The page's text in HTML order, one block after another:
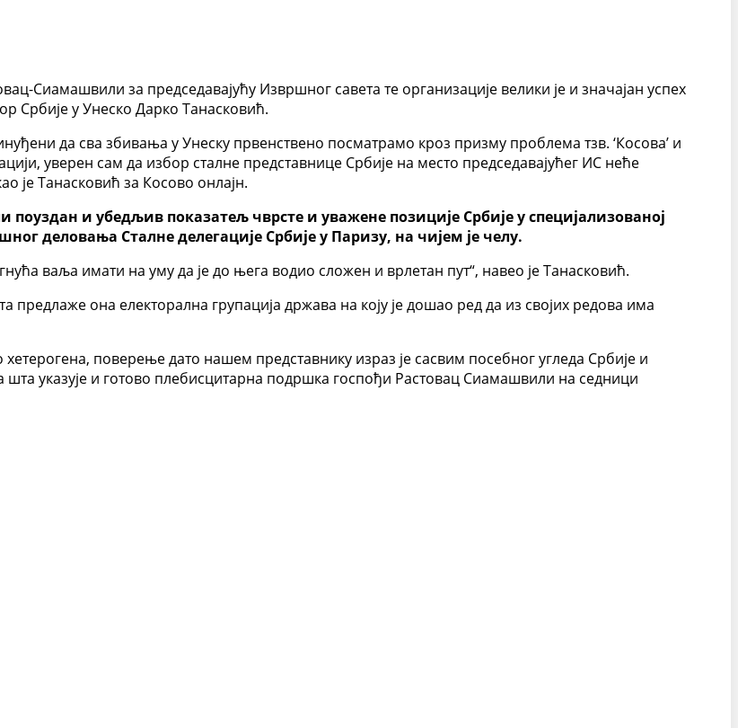
Сиамашвили за председавајућу Извршног савета те организације велики је и значајан успех
Србије у Унеско Дарко Танасковић.
да сва збивања у Унеску првенствено посматрамо кроз призму проблема тзв. ‘Косова’ и
уверен сам да избор сталне представнице Србије на место председавајућег ИС неће
је Танасковић за Косово онлајн.
и убедљив показатељ чврсте и уважене позиције Србије у специјализованој
деловања Сталне делегације Србије у Паризу, на чијем је челу.
ваља имати на уму да је до њега водио сложен и врлетан пут“, навео је Танасковић.
предлаже она електорална групација држава на коју је дошао ред да из својих редова има
поверење дато нашем представнику израз је сасвим посебног угледа Србије и
указује и готово плебисцитарна подршка госпођи Растовац Сиамашвили на седници